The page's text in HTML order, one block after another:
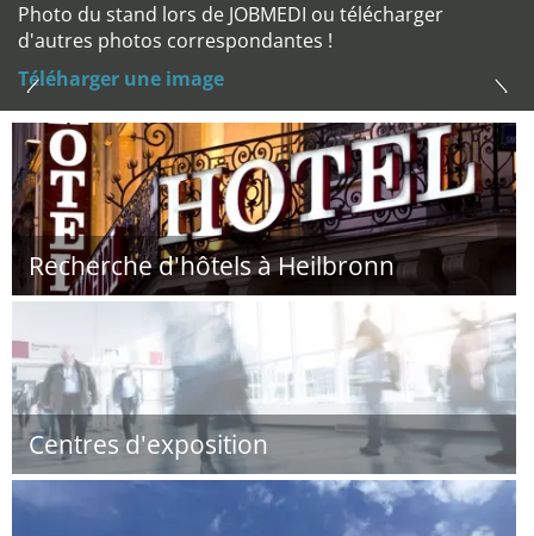
Photo du stand lors de JOBMEDI ou télécharger
d'autres photos correspondantes !
Téléharger une image
Recherche d'hôtels à Heilbronn
Centres d'exposition